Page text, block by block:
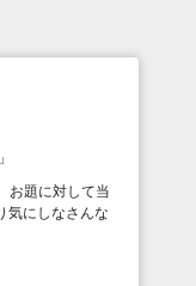
」
お題に対して当
気にしなさんな